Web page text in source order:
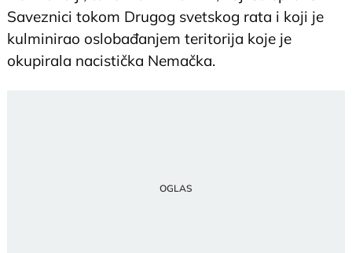
Saveznici tokom Drugog svetskog rata i koji je
kulminirao oslobađanjem teritorija koje je
okupirala nacistička Nemačka.